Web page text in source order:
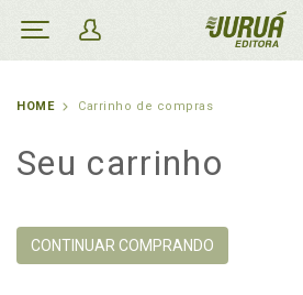
HOME Carrinho de compras
Seu carrinho
CONTINUAR COMPRANDO